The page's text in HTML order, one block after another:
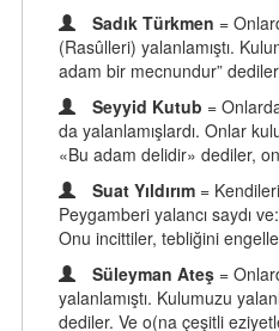
Sadık Türkmen =
(Rasûlleri) yalanlamıştı.
adam bir mecnundur”
Seyyid Kutub =
da yalanlamışlardı. Onlar
«Bu adam delidir» dediler,
Suat Yıldırım =
Peygamberi yalancı saydı
Onu incittiler, tebliğini
Süleyman Ateş =
yalanlamıştı. Kulumuzu
dediler. Ve o(na çeşitli